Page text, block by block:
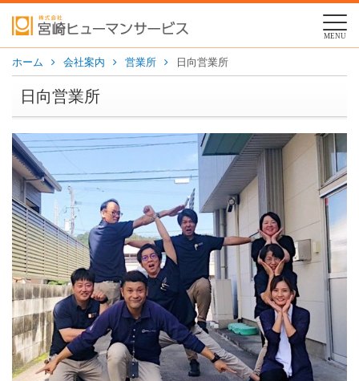
MENU
ホーム 会社案内 営業所 日向営業所
日向営業所